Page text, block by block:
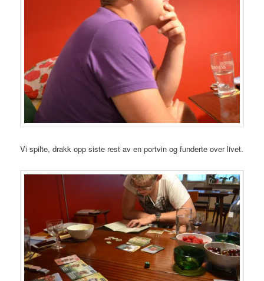
Vi spilte, drakk opp siste rest av en portvin og funderte over livet.